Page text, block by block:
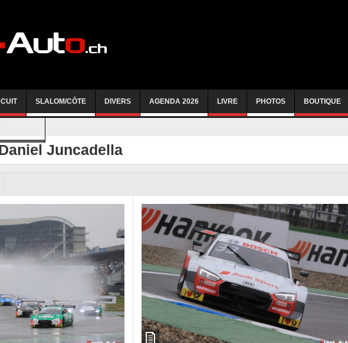
SLALOM/CÔTE DIVERS AGENDA 2026 LIVRE PHOTOS BOUTIQUE
Juncadella